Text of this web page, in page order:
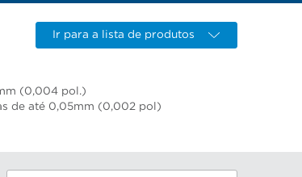
Ir para a lista de produtos
(0,004 pol.)
de até 0,05mm (0,002 pol)